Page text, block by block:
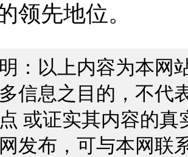
领先地位。
：以上内容为本网
信息之目的，不代
或证实其内容的
发布，可与本网联